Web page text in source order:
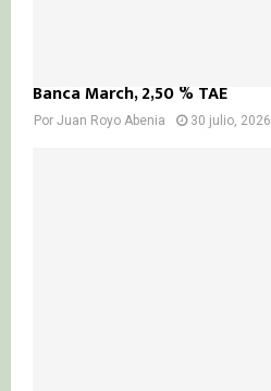
Banca March, 2,50 % TAE
Por Juan Royo Abenia 30 julio, 2026